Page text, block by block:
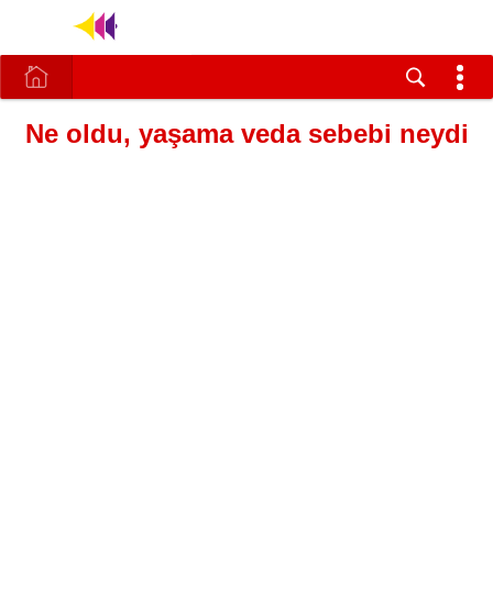
Ne oldu, yaşama veda sebebi neydi